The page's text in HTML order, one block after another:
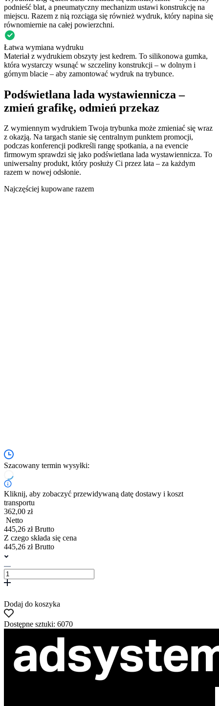
podnieść blat, a pneumatyczny mechanizm ustawi konstrukcję na
miejscu. Razem z nią rozciąga się również wydruk, który napina się
równomiernie na całej powierzchni.
Łatwa wymiana wydruku
Materiał z wydrukiem obszyty jest kedrem. To silikonowa gumka,
która wystarczy wsunąć w szczeliny konstrukcji – w dolnym i
górnym blacie – aby zamontować wydruk na trybunce.
Podświetlana lada wystawiennicza –
zmień grafikę, odmień przekaz
Z wymiennym wydrukiem Twoja trybunka może zmieniać się wraz
z okazją. Na targach stanie się centralnym punktem promocji,
podczas konferencji podkreśli rangę spotkania, a na evencie
firmowym sprawdzi się jako podświetlana lada wystawiennicza. To
uniwersalny produkt, który posłuży Ci przez lata – za każdym
razem w nowej odsłonie.
Najczęściej kupowane razem
Szacowany termin wysyłki:
Kliknij, aby zobaczyć przewidywaną datę dostawy i koszt
transportu
362,00 zł
Netto
445,26 zł Brutto
Z czego składa się cena
445,26 zł Brutto
Dodaj do koszyka
Dostępne sztuki: 6070